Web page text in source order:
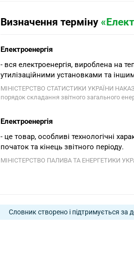
Визначення терміну
Електроенергія
- вся електроенергія, вироблена на
утилізаційними установками та
МІНІСТЕРСТВО СТАТИСТИКИ УКРАЇНИ НАКАЗ
порядок складання звітного загального
Електроенергія
- це товар, особливі технологічні
початок та кінець звітного періоду.
МІНІСТЕРСТВО ПАЛИВА ТА ЕНЕРГЕТИКИ
Словник створено і підтримується за